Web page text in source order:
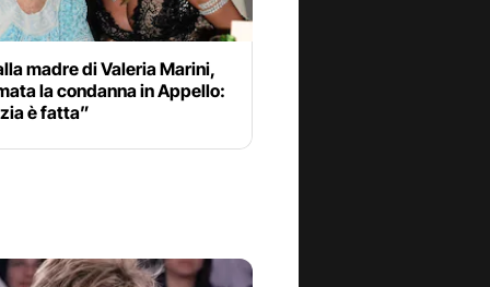
madre di Valeria Marini,
la condanna in Appello:
è fatta”